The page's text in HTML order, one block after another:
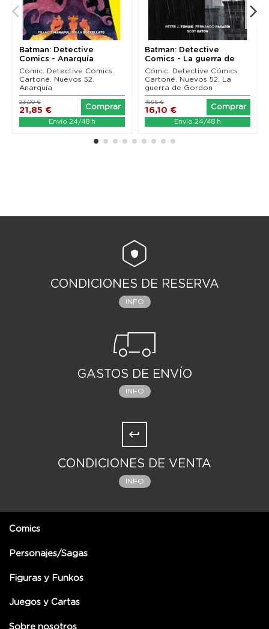
Batman: Detective
Comics - Anarquía
Cómic. Detective Cómics.
Cartoné. Nuevos 52.
Anarquía
21,85 €
23,00 €
Comprar
Envío 24/48 h
Batman: Detective
Comics - La guerra de
Gordon
Cómic. Detective Cómics.
Cartoné. Nuevos 52. La
guerra de Gordon
16,10 €
16,95 €
Comprar
Envío 24/48 h
CONDICIONES DE RESERVA
INFO
GASTOS DE ENVÍO
INFO
CONDICIONES DE VENTA
INFO
Comics
Personajes/Sagas
Figuras y Funkos
Juegos y Cartas
Sobre nosotros